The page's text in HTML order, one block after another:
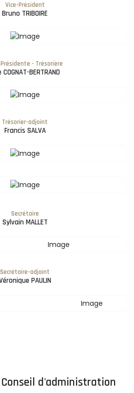
Vice-Président
Bruno TRIBOIRE
- Trésorière
COGNAT-BERTRAND
Trésorier-adjoint
Francis SALVA
Secrétaire
Sylvain MALLET
Secrétaire-adjoint
PAULIN
Conseil d'administration